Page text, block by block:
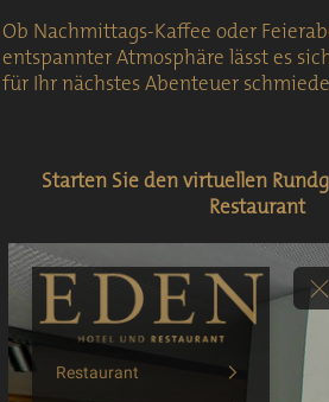
Ob Nachmittags-Kaffee oder
entspannter Atmosphäre lässt es
für Ihr nächstes Abenteuer
Starten Sie den virtuellen
Restaurant